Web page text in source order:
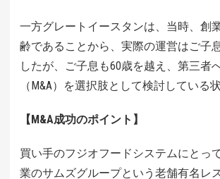
一方グレートイースタンは、当時、創
齢であることから、実際の運営はご子
したが、ご子息も60歳を越え、第三者
（M&A）を選択肢として検討している
【M&A成功のポイント】
買い手のフジオフードシステムにとっ
業のサムズグループという老舗有名レ